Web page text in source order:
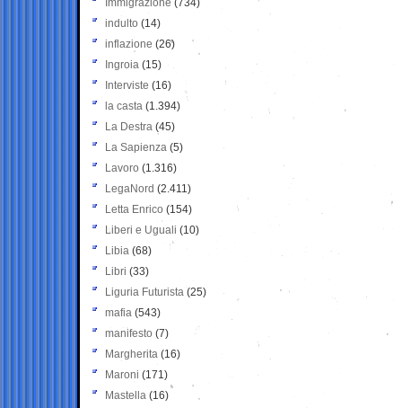
Immigrazione (734)
indulto (14)
inflazione (26)
Ingroia (15)
Interviste (16)
la casta (1.394)
La Destra (45)
La Sapienza (5)
Lavoro (1.316)
LegaNord (2.411)
Letta Enrico (154)
Liberi e Uguali (10)
Libia (68)
Libri (33)
Liguria Futurista (25)
mafia (543)
manifesto (7)
Margherita (16)
Maroni (171)
Mastella (16)